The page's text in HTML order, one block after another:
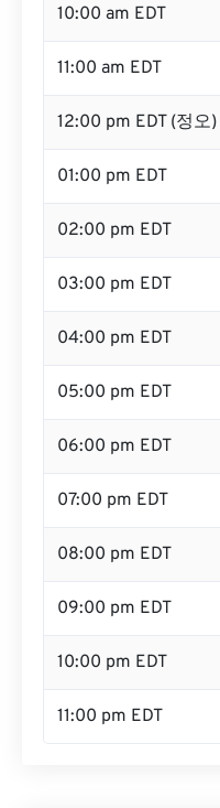
10:00 am EDT
11:00 am EDT
12:00 pm EDT (정오)
01:00 pm EDT
02:00 pm EDT
03:00 pm EDT
04:00 pm EDT
05:00 pm EDT
06:00 pm EDT
07:00 pm EDT
08:00 pm EDT
09:00 pm EDT
10:00 pm EDT
11:00 pm EDT